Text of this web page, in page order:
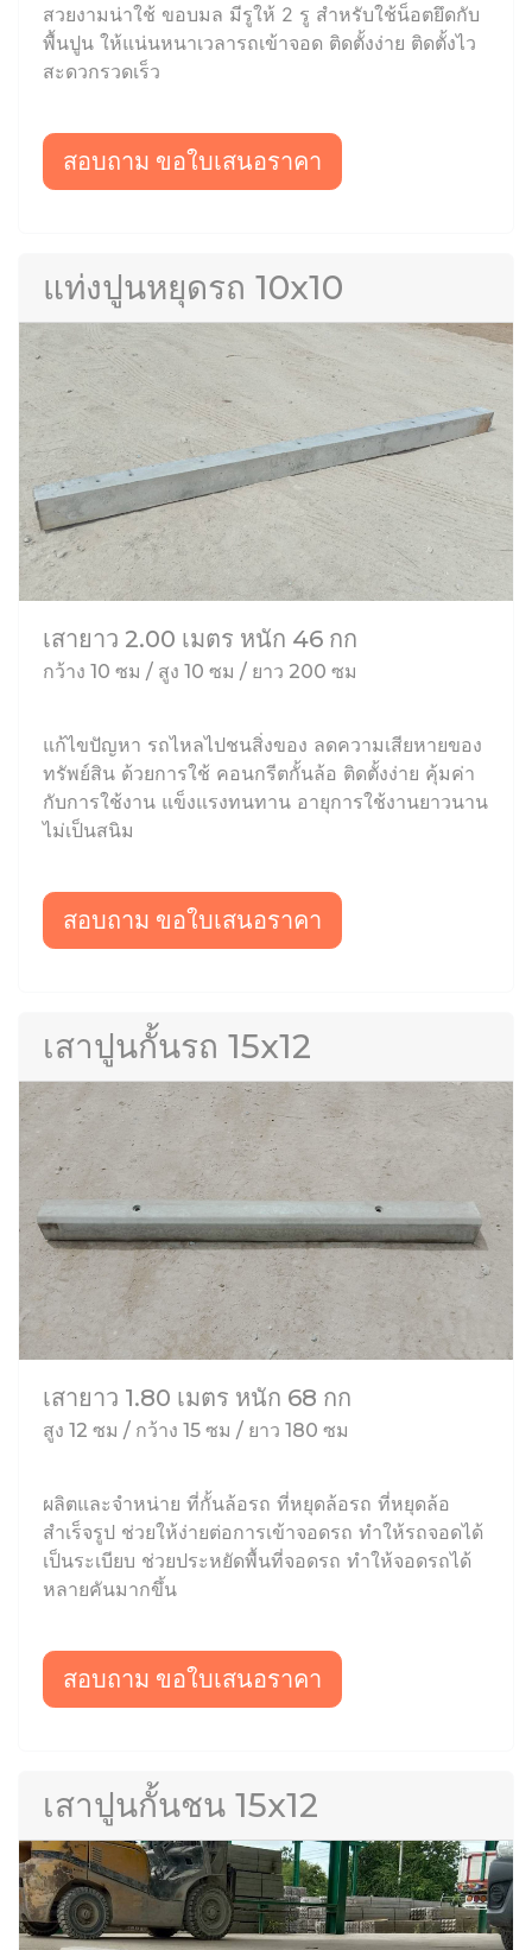
สวยงามน่าใช้ ขอบมล มีรูให้ 2 รู สำหรับใช้น็อตยึดกับ
พื้นปูน ให้แน่นหนาเวลารถเข้าจอด ติดตั้งง่าย ติดตั้งไว
สะดวกรวดเร็ว
สอบถาม ขอใบเสนอราคา
แท่งปูนหยุดรถ 10x10
เสายาว 2.00 เมตร หนัก 46 กก
กว้าง 10 ซม / สูง 10 ซม / ยาว 200 ซม
แก้ไขปัญหา รถไหลไปชนสิ่งของ ลดความเสียหายของ
ทรัพย์สิน ด้วยการใช้ คอนกรีตกั้นล้อ ติดตั้งง่าย คุ้มค่า
กับการใช้งาน แข็งแรงทนทาน อายุการใช้งานยาวนาน
ไม่เป็นสนิม
สอบถาม ขอใบเสนอราคา
เสาปูนกั้นรถ 15x12
เสายาว 1.80 เมตร หนัก 68 กก
สูง 12 ซม / กว้าง 15 ซม / ยาว 180 ซม
ผลิตและจำหน่าย ที่กั้นล้อรถ ที่หยุดล้อรถ ที่หยุดล้อ
สำเร็จรูป ช่วยให้ง่ายต่อการเข้าจอดรถ ทำให้รถจอดได้
เป็นระเบียบ ช่วยประหยัดพื้นที่จอดรถ ทำให้จอดรถได้
หลายคันมากขึ้น
สอบถาม ขอใบเสนอราคา
เสาปูนกั้นชน 15x12